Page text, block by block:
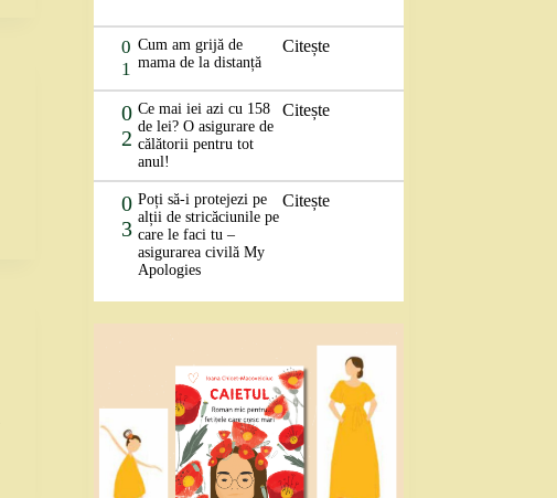
0
1
Cum am grijă de
mama de la distanță
Citește
0
2
Ce mai iei azi cu 158
de lei? O asigurare de
călătorii pentru tot
anul!
Citește
0
3
Poți să-i protejezi pe
alții de stricăciunile pe
care le faci tu –
asigurarea civilă My
Apologies
Citește